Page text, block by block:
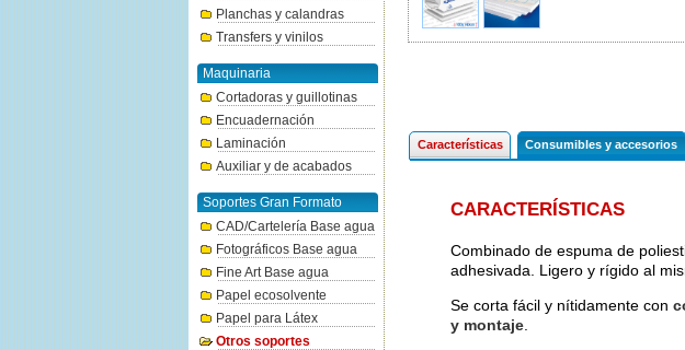
Planchas y calandras
Transfers y vinilos
Maquinaria
Cortadoras y guillotinas
Encuadernación
Laminación
Auxiliar y de acabados
Soportes Gran Formato
CAD/Cartelería Base agua
Fotográficos Base agua
Fine Art Base agua
Papel ecosolvente
Papel para Látex
Otros soportes
Características Consumibles y accesorios
CARACTERÍSTICAS
Combinado de espuma de
adhesivada. Ligero y rígido al
Se corta fácil y nítidamente con
y montaje.